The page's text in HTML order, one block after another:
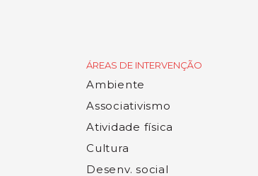
ÁREAS DE INTERVENÇÃO
Ambiente
Associativismo
Atividade física
Cultura
Desenv. social